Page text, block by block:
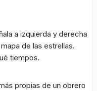
a izquierda y derecha
de las estrellas.
tiempos.
propias de un obrero